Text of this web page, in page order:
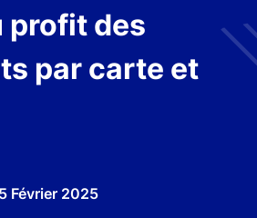
profit des
par carte et
Février 2025